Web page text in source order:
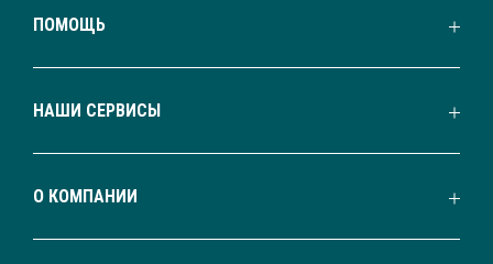
ПОМОЩЬ
НАШИ СЕРВИСЫ
О КОМПАНИИ